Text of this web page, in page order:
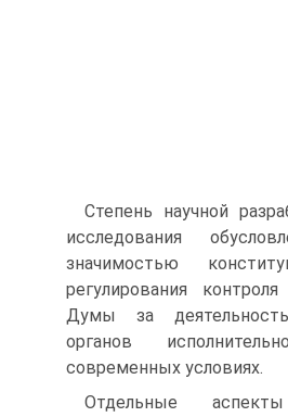
Степень научной
исследования
значимостью
регулирования
Думы за
органов
современных условиях.
Отдельные